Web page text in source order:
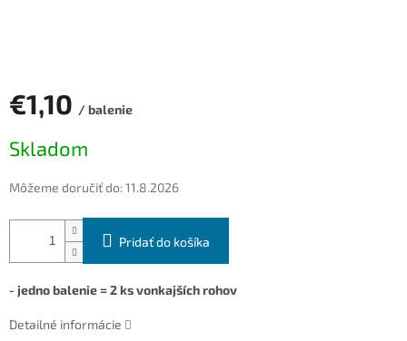
€1,10 / balenie
cena:
Skladom
Môžeme doručiť do:11.8.2026
Pridať do košíka
- jedno balenie = 2 ks vonkajších rohov
Detailné informácie